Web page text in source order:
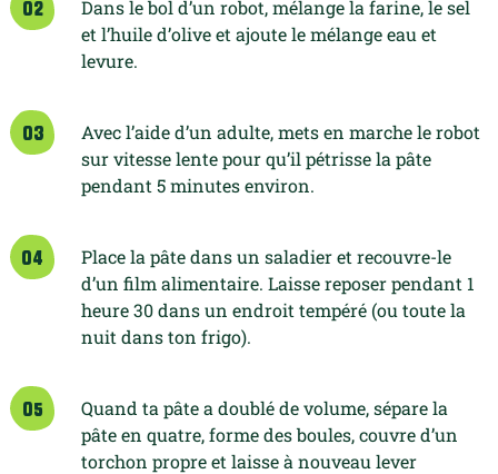
02
Dans le bol d’un robot, mélange la farine, le sel
et l’huile d’olive et ajoute le mélange eau et
levure.
03
Avec l’aide d’un adulte, mets en marche le robot
sur vitesse lente pour qu’il pétrisse la pâte
pendant 5 minutes environ.
04
Place la pâte dans un saladier et recouvre-le
d’un film alimentaire. Laisse reposer pendant 1
heure 30 dans un endroit tempéré (ou toute la
nuit dans ton frigo).
05
Quand ta pâte a doublé de volume, sépare la
pâte en quatre, forme des boules, couvre d’un
torchon propre et laisse à nouveau lever